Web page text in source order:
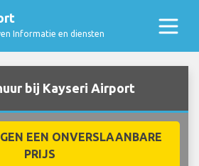
Informatie en diensten
bij Kayseri Airport
EEN ONVERSLAANBARE
PRIJS